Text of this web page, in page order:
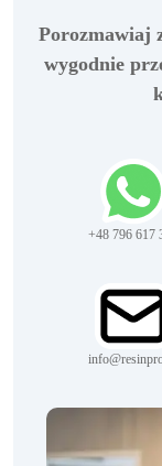
Porozmawiaj
wygodnie
+48 796 617